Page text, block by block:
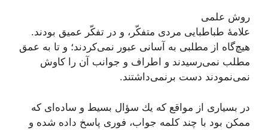
روش علمی
علامۀ طباطبایی مردى متفكّر، و در تفكّر عميق بودند.
هيچ‌گاه از مطلبى به آسانى عبور نمی‌‏كردند؛ و تا به عمق
مطلب نمی‌‏رسيدند و اطراف و جوانب آن را كاوش
نمی‌‏نمودند دست برنمی‌‏داشتند.
در بسيارى از مواقع كه يك سؤال بسيط و ساده‏‌اى که
ممكن بود با چند كلمه جواب، فورى پاسخ داده شده و